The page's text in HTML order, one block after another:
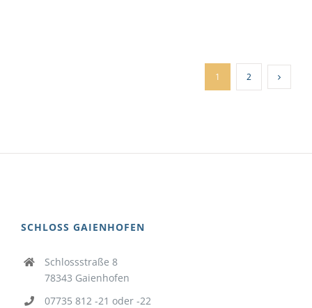
1 2
SCHLOSS GAIENHOFEN
Schlossstraße 8
78343 Gaienhofen
07735 812 -21 oder -22